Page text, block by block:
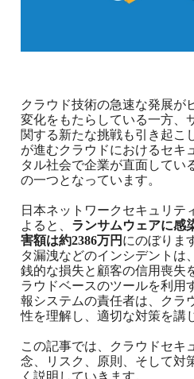
クラウド技術の急速な発展が
変化をもたらしている一方、
関する新たな挑戦も引き起こ
が進むクラウドにおけるセキ
タル社会で企業が直面してい
の一つとなっています。
日本ネットワークセキュリテ
よると、 ランサムウェアに感
害額は約2386万円 にのぼりま
タ漏洩などのインシデントは
銭的な損失と顧客の信用喪失
ラウドベースのツールを利用
報システムの責任者は、クラ
性を理解し、適切な対策を講
この記事では、クラウドセキ
念、リスク、原則、そして対
く説明していきます。